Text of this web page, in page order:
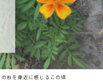
秋を身近に感じるこの頃